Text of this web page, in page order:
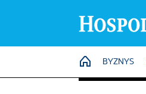
HOME
BYZNYS